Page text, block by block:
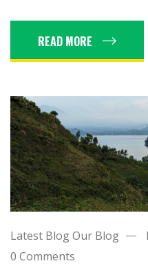
READ MORE
Latest BlogOur Blog
0 Comments